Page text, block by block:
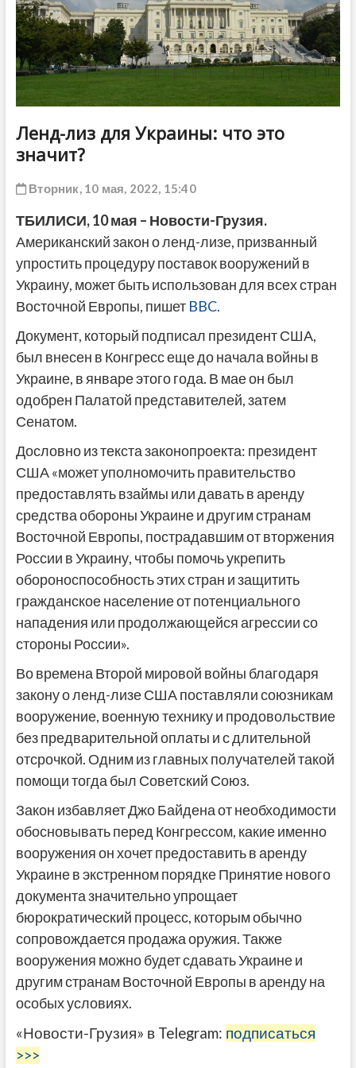
Ленд-лиз для Украины: что это
значит?
Вторник, 10 мая, 2022, 15:40
ТБИЛИСИ, 10 мая – Новости-Грузия.
Американский закон о ленд-лизе, призванный
упростить процедуру поставок вооружений в
Украину, может быть использован для всех стран
Восточной Европы, пишет BBC.
Документ, который подписал президент США,
был внесен в Конгресс еще до начала войны в
Украине, в январе этого года. В мае он был
одобрен Палатой представителей, затем
Сенатом.
Дословно из текста законопроекта: президент
США «может уполномочить правительство
предоставлять взаймы или давать в аренду
средства обороны Украине и другим странам
Восточной Европы, пострадавшим от вторжения
России в Украину, чтобы помочь укрепить
обороноспособность этих стран и защитить
гражданское население от потенциального
нападения или продолжающейся агрессии со
стороны России».
Во времена Второй мировой войны благодаря
закону о ленд-лизе США поставляли союзникам
вооружение, военную технику и продовольствие
без предварительной оплаты и с длительной
отсрочкой. Одним из главных получателей такой
помощи тогда был Советский Союз.
Закон избавляет Джо Байдена от необходимости
обосновывать перед Конгрессом, какие именно
вооружения он хочет предоставить в аренду
Украине в экстренном порядке Принятие нового
документа значительно упрощает
бюрократический процесс, которым обычно
сопровождается продажа оружия. Также
вооружения можно будет сдавать Украине и
другим странам Восточной Европы в аренду на
особых условиях.
«Новости-Грузия» в Telegram: подписаться
>>>